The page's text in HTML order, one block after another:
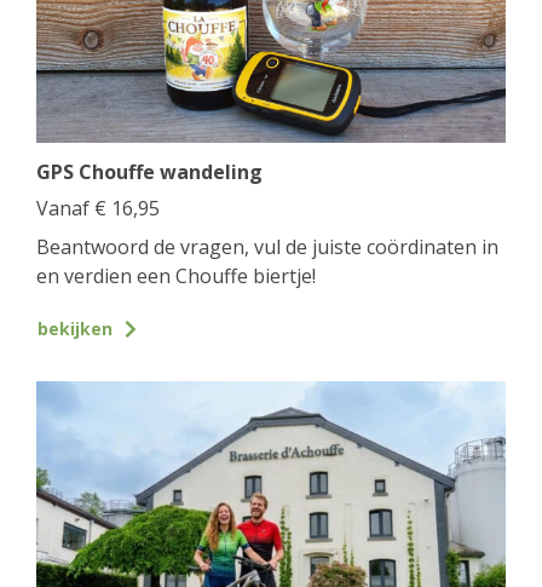
GPS Chouffe wandeling
Vanaf € 16,95
Beantwoord de vragen, vul de juiste coördinaten in
en verdien een Chouffe biertje!
bekijken